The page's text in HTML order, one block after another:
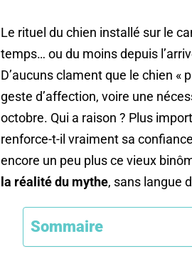
Le rituel du chien installé sur le
temps… ou du moins depuis
D’aucuns clament que le chien «
geste d’affection, voire une
octobre. Qui a raison ? Plus
renforce-t-il vraiment sa
encore un peu plus ce vieux
la réalité du mythe, sans langue
Sommaire